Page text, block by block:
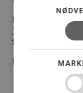
Kontakt vores
72 30 12 05
,
forbindelse
Du kan også